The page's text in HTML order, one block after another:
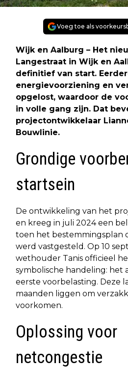
Voeg toe als
Wijk en Aalburg – Het
Langestraat in Wijk en
definitief van start.
energievoorziening en
opgelost, waardoor de
in volle gang zijn. Dat
projectontwikkelaar
Bouwlinie.
Grondige
startsein
De ontwikkeling van het
en kreeg in juli 2024 een
toen het bestemmingsplan
werd vastgesteld. Op 10
wethouder Tanis officieel
symbolische handeling: het
eerste voorbelasting. Deze
maanden liggen om
voorkomen.
Oplossing voor
netcongestie